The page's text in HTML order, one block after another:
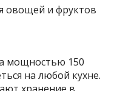
мощностью 150
на любой кухне.